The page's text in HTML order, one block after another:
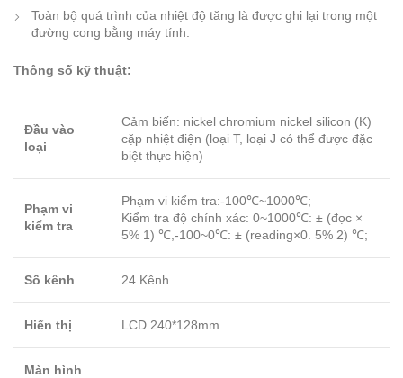
Toàn bộ quá trình của nhiệt độ tăng là được ghi lại trong một
đường cong bằng máy tính.
Thông số kỹ thuật:
Đầu vào
loại
Cảm biến: nickel chromium nickel silicon (K)
cặp nhiệt điện (loại T, loại J có thể được đặc
biệt thực hiện)
Phạm vi
kiểm tra
Phạm vi kiểm tra:-100℃~1000℃;
Kiểm tra độ chính xác: 0~1000℃: ± (đọc ×
5% 1) ℃,-100~0℃: ± (reading×0. 5% 2) ℃;
Số kênh 24 Kênh
Hiển thị LCD 240*128mm
Màn hình